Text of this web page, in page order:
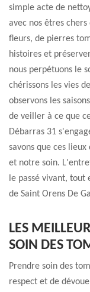
simple acte de
avec nos êtres
fleurs, de pierres
histoires et
nous perpétuons le
chérissons les vies
observons les
de veiller à ce que
Débarras 31
savons que ces
et notre soin.
le passé vivant,
de Saint Orens De
LES
SOIN DES
Prendre soin des
respect et de